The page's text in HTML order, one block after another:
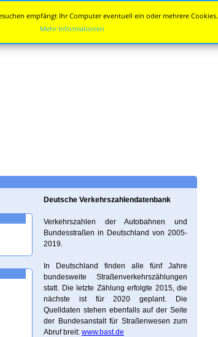
Deutsche Verkehrszahlendatenbank
Verkehrszahlen der Autobahnen und
Bundesstraßen in Deutschland von 2005-
2019.
In Deutschland finden alle fünf Jahre
bundesweite Straßenverkehrszählungen
statt. Die letzte Zählung erfolgte 2015, die
nächste ist für 2020 geplant. Die
Quelldaten stehen ebenfalls auf der Seite
der Bundesanstalt für Straßenwesen zum
Abruf breit: www.bast.de
empfängt Ihr Computer eventuell ein oder mehrere Cookies.
Mehr Informationen